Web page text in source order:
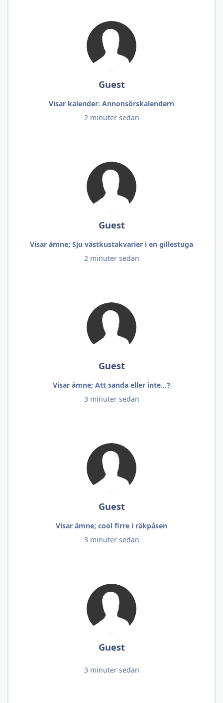
Guest
Visar kalender: Annonsörskalendern
2 minuter sedan
Guest
Visar ämne; Sju västkustakvarier i en gillestuga
2 minuter sedan
Guest
Visar ämne; Att sanda eller inte...?
3 minuter sedan
Guest
Visar ämne; cool firre i räkpåsen
3 minuter sedan
Guest
3 minuter sedan